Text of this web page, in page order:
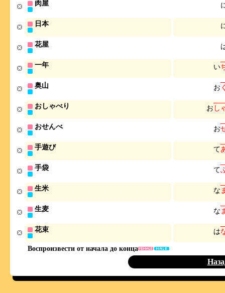
Воспроизвести от начала до конца
肉屋
日本
花屋
一年 い
奥山 お
おしゃべり お し
おせんべ お
手遊び て
手袋 て
生米 な
生麦 な
花束 は